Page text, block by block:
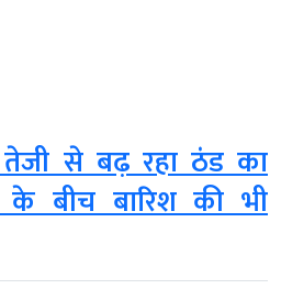
से बढ़ रहा ठंड का
के बीच बारिश की भी